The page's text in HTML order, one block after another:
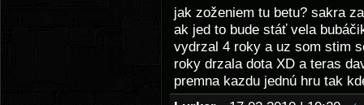
jak zoženiem tu betu? sakra
ak jed to bude stáť vela
vydrzal 4 roky a uz som stim
roky drzala dota XD a teras
premna kazdu jednú hru tak